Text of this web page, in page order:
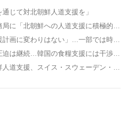
じて対北朝鮮人道支援を」
· 大統領府「対北朝鮮食糧支援計画に変わりはない」…一部では時期調整論も
· ホワイトハウス「対北朝鮮圧迫は継続…韓国の食糧支援には干渉しない」